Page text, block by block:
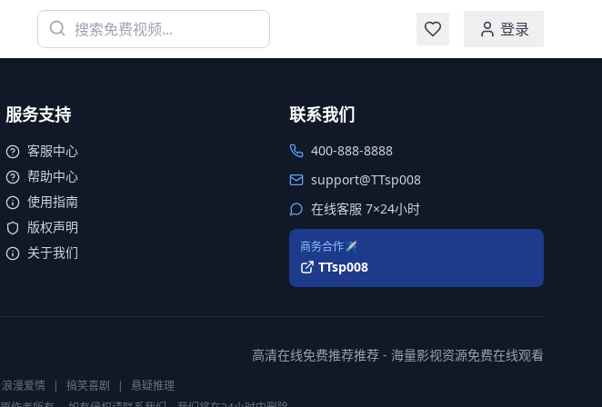
登录
服务支持
客服中心
帮助中心
使用指南
版权声明
关于我们
联系我们
400-888-8888
support@TTsp008
在线客服 7×24小时
商务合作✈️
TTsp008
高清在线免费推荐推荐 - 海量影视资源免费在线观看
浪漫爱情 | 搞笑喜剧 |
悬疑推理